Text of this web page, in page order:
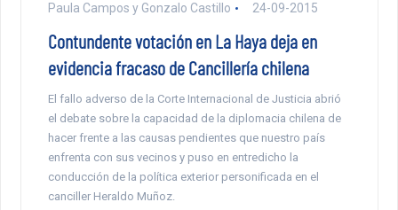
Paula Campos y Gonzalo Castillo 24-09-2015
Contundente votación en La Haya deja en
evidencia fracaso de Cancillería chilena
El fallo adverso de la Corte Internacional de Justicia abrió
el debate sobre la capacidad de la diplomacia chilena de
hacer frente a las causas pendientes que nuestro país
enfrenta con sus vecinos y puso en entredicho la
conducción de la política exterior personificada en el
canciller Heraldo Muñoz.